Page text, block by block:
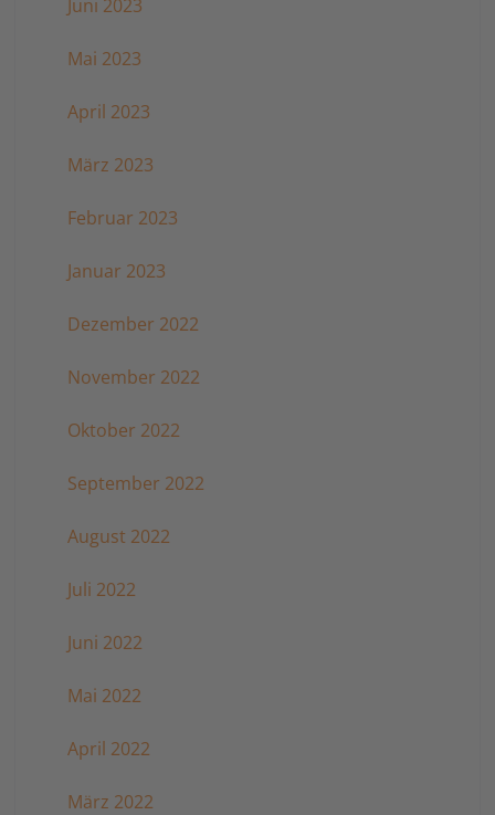
Juni 2023
Mai 2023
April 2023
März 2023
Februar 2023
Januar 2023
Dezember 2022
November 2022
Oktober 2022
September 2022
August 2022
Juli 2022
Juni 2022
Mai 2022
April 2022
März 2022